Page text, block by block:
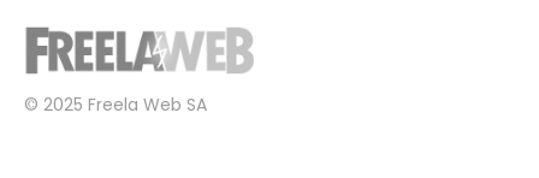
© 2025 Freela Web SA